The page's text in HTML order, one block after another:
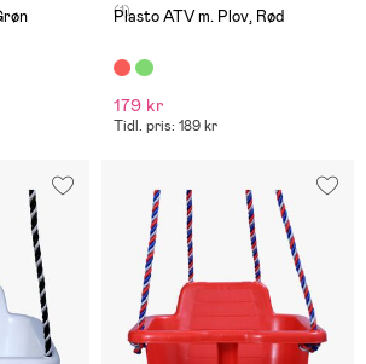
(1)
Plasto ATV m. Plov, Rød
179 kr
Tidl. pris: 189 kr